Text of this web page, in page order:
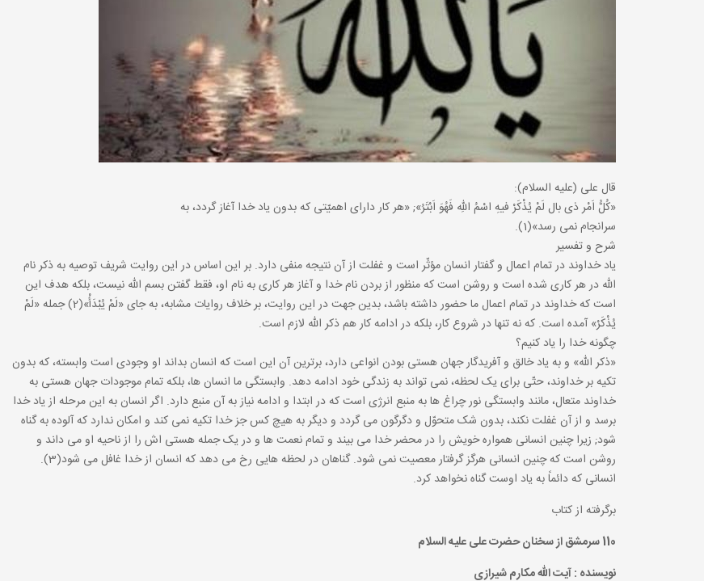
قال على (علیه السلام):
«کُلُّ اَمْر ذى بال لَمْ یُذْکَرْ فیهِ اسْمُ اللهِ فَهُوَ اَبْتَرُ»; «هر کار داراى اهمیّتى که بدون یاد خدا آغاز گردد، به
سرانجام نمى رسد»(1).
شرح و تفسیر
یاد خداوند در تمام اعمال و گفتار انسان مؤثّر است و غفلت از آن نتیجه منفى دارد. بر این اساس در این روایت شریف توصیه به ذکر نام
الله در هر کارى شده است و روشن است که منظور از بردن نام خدا و آغاز هر کارى به نام او، فقط گفتن بسم الله نیست، بلکه هدف این
است که خداوند در تمام اعمال ما حضور داشته باشد، بدین جهت در این روایت، بر خلاف روایات مشابه، به جاى «لَمْ یُبْدَأْ»(2) جمله «لَمْ
یُذْکَرْ» آمده است. که نه تنها در شروع کار، بلکه در ادامه کار هم ذکر الله لازم است.
چگونه خدا را یاد کنیم؟
«ذکر الله» و به یاد خالق و آفریدگار جهان هستى بودن انواعى دارد، برترین آن این است که انسان بداند او وجودى است وابسته، که بدون
تکیه بر خداوند، حتّى براى یک لحظه، نمى تواند به زندگى خود ادامه دهد. وابستگى ما انسان ها، بلکه تمام موجودات جهان هستى به
خداوند متعال، مانند وابستگى نور چراغ ها به منبع انرژى است که در ابتدا و ادامه نیاز به آن منبع دارد. اگر انسان به این مرحله از یاد خدا
برسد و از آن غفلت نکند، بدون شک متحوّل و دگرگون مى گردد و دیگر به هیچ کس جز خدا تکیه نمى کند و امکان ندارد که آلوده به گناه
شود; زیرا چنین انسانى همواره خویش را در محضر خدا مى بیند و تمام نعمت ها و در یک جمله هستى اش را از ناحیه او مى داند و
روشن است که چنین انسانى هرگز گرفتار معصیت نمى شود. گناهان در لحظه هایى رخ مى دهد که انسان از خدا غافل مى شود(3).
انسانى که دائماً به یاد اوست گناه نخواهد کرد.
برگرفته از کتاب
110سرمشق از سخنان حضرت علی علیه السلام
نویسنده : آیت الله مکارم شیرازی